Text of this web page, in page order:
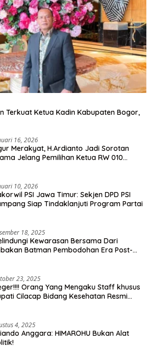
Terkuat Ketua Kadin Kabupaten Bogor,
16, 2026
Merakyat, H.Ardianto Jadi Sorotan
Jelang Pemilihan Ketua RW 010
10, 2026
PSI Jawa Timur: Sekjen DPD PSI
Siap Tindaklanjuti Program Partai
18, 2025
Kewarasan Bersama Dari
Batman Pembodohan Era Post-
23, 2025
Orang Yang Mengaku Staff khusus
Cilacap Bidang Kesehatan Resmi
4, 2025
Anggara: HIMAROHU Bukan Alat